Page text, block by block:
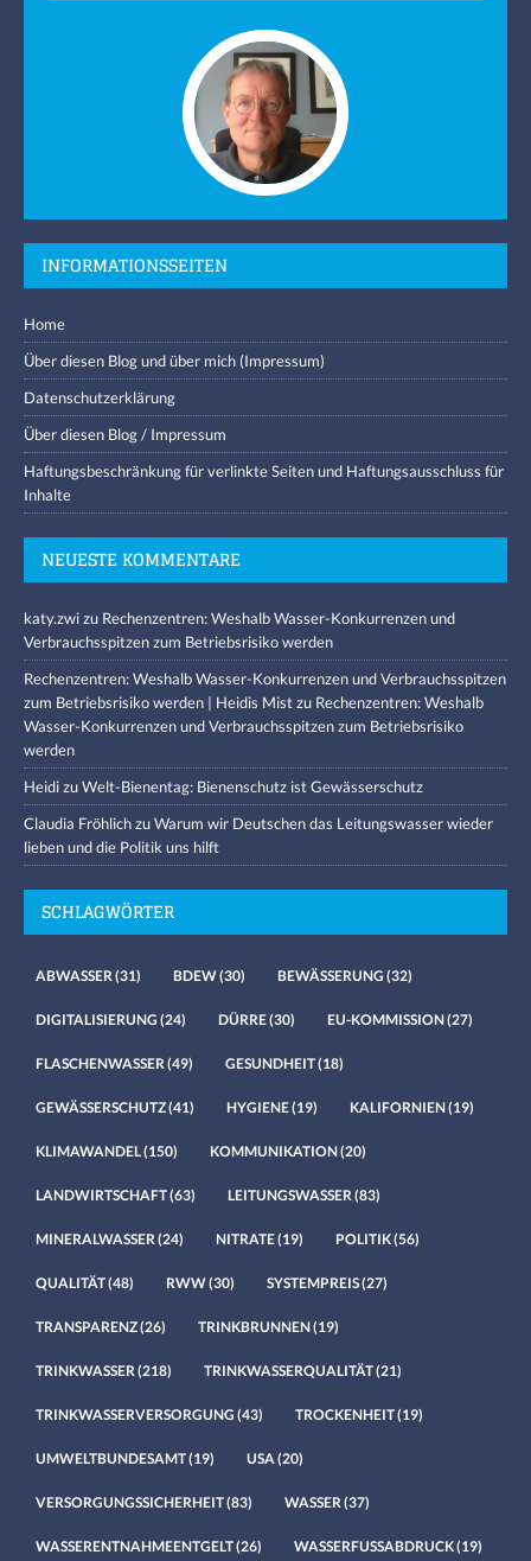
INFORMATIONSSEITEN
Home
Über diesen Blog und über mich (Impressum)
Datenschutzerklärung
Über diesen Blog / Impressum
Haftungsbeschränkung für verlinkte Seiten und Haftungsausschluss für
Inhalte
NEUESTE KOMMENTARE
katy.zwizu Rechenzentren: Weshalb Wasser-Konkurrenzen und
Verbrauchsspitzen zum Betriebsrisiko werden
Rechenzentren: Weshalb Wasser-Konkurrenzen und Verbrauchsspitzen
zum Betriebsrisiko werden | Heidis Mistzu Rechenzentren: Weshalb
Wasser-Konkurrenzen und Verbrauchsspitzen zum Betriebsrisiko
werden
HeidizuWelt-Bienentag: Bienenschutz ist Gewässerschutz
Claudia FröhlichzuWarum wir Deutschen das Leitungswasser wieder
lieben und die Politik uns hilft
SCHLAGWÖRTER
ABWASSER(31) BDEW(30) BEWÄSSERUNG (32)
DIGITALISIERUNG (24) DÜRRE(30) EU-KOMMISSION(27)
FLASCHENWASSER(49) GESUNDHEIT(18)
GEWÄSSERSCHUTZ(41) HYGIENE(19) KALIFORNIEN(19)
KLIMAWANDEL(150) KOMMUNIKATION(20)
LANDWIRTSCHAFT(63) LEITUNGSWASSER(83)
MINERALWASSER(24) NITRATE(19) POLITIK(56)
QUALITÄT(48) RWW(30) SYSTEMPREIS(27)
TRANSPARENZ(26) TRINKBRUNNEN(19)
TRINKWASSER(218) TRINKWASSERQUALITÄT(21)
TRINKWASSERVERSORGUNG (43) TROCKENHEIT(19)
UMWELTBUNDESAMT(19) USA(20)
VERSORGUNGSSICHERHEIT(83) WASSER(37)
WASSERENTNAHMEENTGELT(26) WASSERFUSSABDRUCK(19)